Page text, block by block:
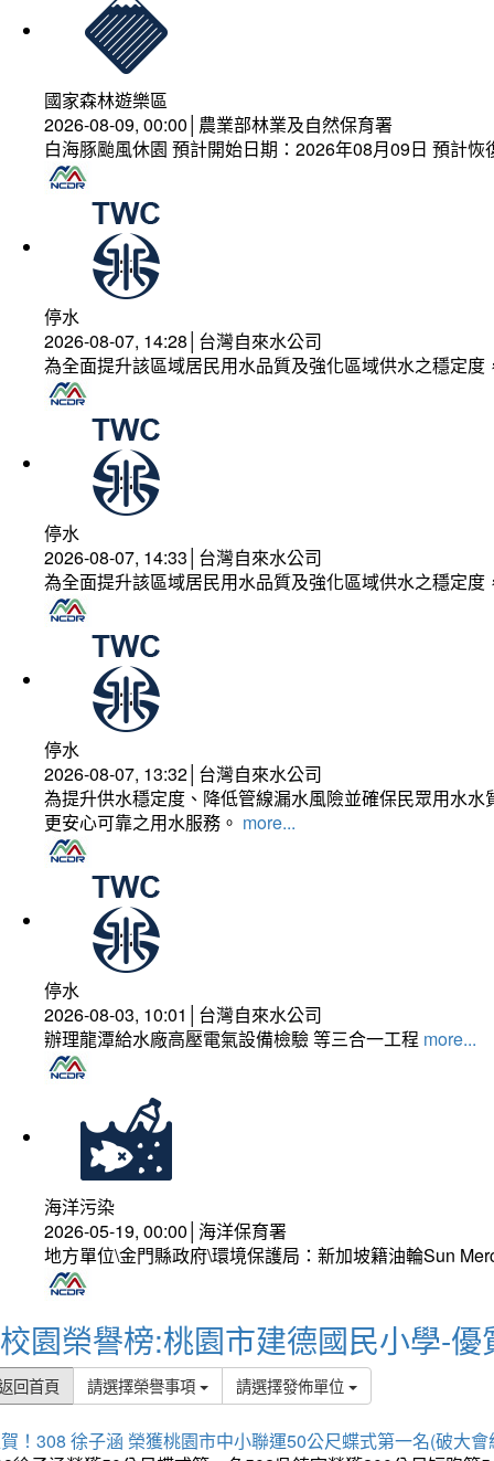
國家森林遊樂區
2026-08-09, 00:00│農業部林業及自然保育署
白海豚颱風休園 預計開始日期：2026年08月09日 預計
停水
2026-08-07, 14:28│台灣自來水公司
為全面提升該區域居民用水品質及強化區域供水之穩定
停水
2026-08-07, 14:33│台灣自來水公司
為全面提升該區域居民用水品質及強化區域供水之穩定
停水
2026-08-07, 13:32│台灣自來水公司
為提升供水穩定度、降低管線漏水風險並確保民眾用水
更安心可靠之用水服務。 more...
停水
2026-08-03, 10:01│台灣自來水公司
辦理龍潭給水廠高壓電氣設備檢驗 等三合一工程 more...
海洋污染
2026-05-19, 00:00│海洋保育署
地方單位\金門縣政府\環境保護局：新加坡籍油輪Sun
校園榮譽榜:桃園市建德國民小學-優
回首頁 請選擇榮譽事項 請選擇發佈單位
！308 徐子涵 榮獲桃園市中小聯運50公尺蝶式第一名(破大會